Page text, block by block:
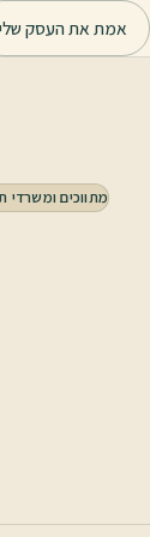
אמת את העסק שלי
מתווכים ומשרדי